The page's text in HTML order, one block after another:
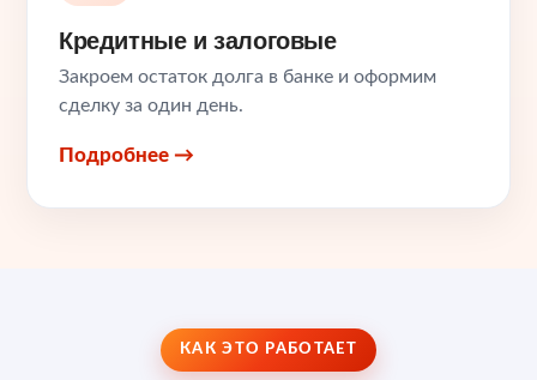
Кредитные и залоговые
Закроем остаток долга в банке и оформим
сделку за один день.
Подробнее →
КАК ЭТО РАБОТАЕТ